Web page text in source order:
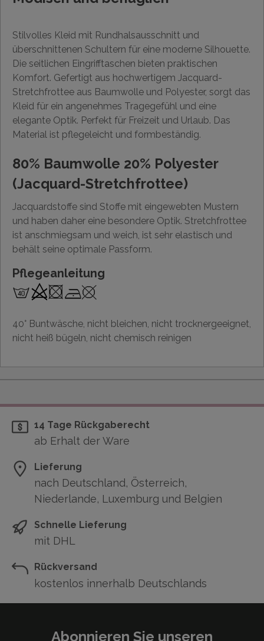
Stilvolles Kleid mit Rundhalsausschnitt und
überschnittenen Schultern für eine moderne Silhouette.
Die seitlichen Eingrifftaschen bieten praktischen
Komfort. Gefertigt aus hochwertigem Jacquard-
Stretchfrottee aus Baumwolle und Polyester, sorgt das
Kleid für ein angenehmes Tragegefühl und eine
elegante Optik. Perfekt für Freizeit und Urlaub. Das
Material ist pflegeleicht und formbeständig.
80% Baumwolle 20% Polyester
(Jacquard-Stretchfrottee)
Jacquardstoffe sind Stoffe mit eingewebten Mustern
und haben daher eine besondere Optik. Stretchfrottee
ist anschmiegsam und weich, ist sehr elastisch und
behält seine optimale Passform.
Pflegeanleitung
40° Buntwäsche, nicht bleichen, nicht trocknergeeignet,
nicht heiß bügeln, nicht chemisch reinigen
14 Tage Rückgaberecht
ab Erhalt der Ware
Lieferung
nach Deutschland, Österreich,
Niederlande, Luxemburg und Belgien
Schnelle Lieferung
mit DHL
Rückversand
kostenlos innerhalb Deutschlands
Abonnieren Sie unseren